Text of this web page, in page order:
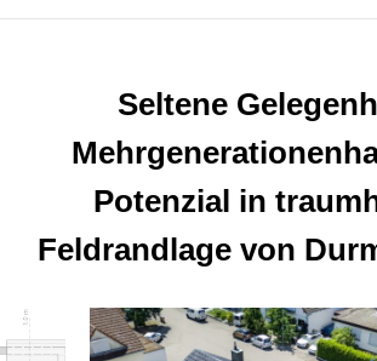
Seltene
Potenzial in
Feldrandlage von